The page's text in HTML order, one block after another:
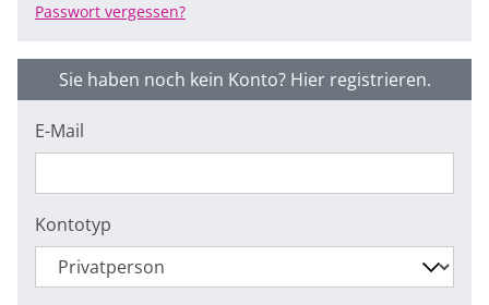
Passwort vergessen?
Sie haben noch kein Konto? Hier registrieren.
E-Mail
Kontotyp